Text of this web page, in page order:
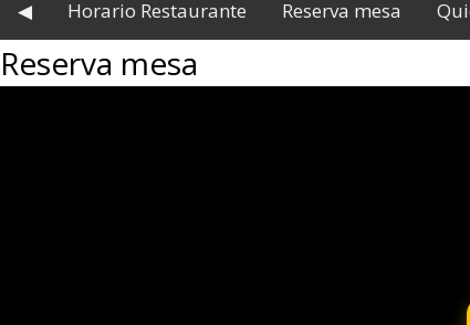
◀ Horario Restaurante Reserva mesa
Reserva mesa